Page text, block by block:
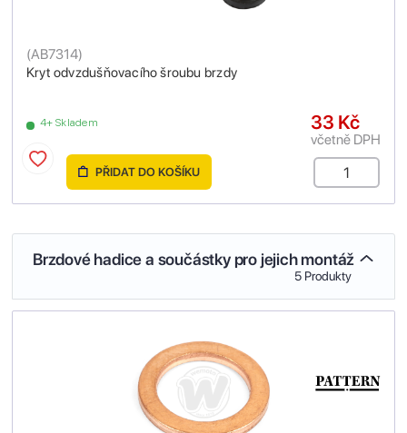
Kryt odvzdušňovacího šroubu brzdy
(AB7314)
4+ Skladem 33 Kč
včetně DPH
PŘIDAT DO KOŠÍKU
Brzdové hadice a součástky pro jejich montáž
5 Produkty